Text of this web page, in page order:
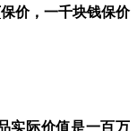
保价，一千块钱保价
实际价值是一百万